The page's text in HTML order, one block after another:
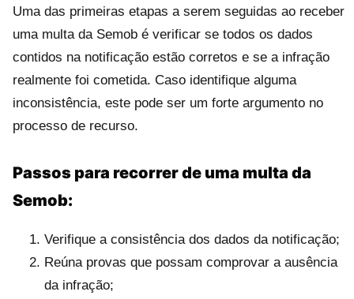
Uma das primeiras etapas a serem seguidas ao receber
uma multa da Semob é verificar se todos os dados
contidos na notificação estão corretos e se a infração
realmente foi cometida. Caso identifique alguma
inconsistência, este pode ser um forte argumento no
processo de recurso.
Passos para recorrer de uma multa da
Semob:
Verifique a consistência dos dados da notificação;
Reúna provas que possam comprovar a ausência
da infração;